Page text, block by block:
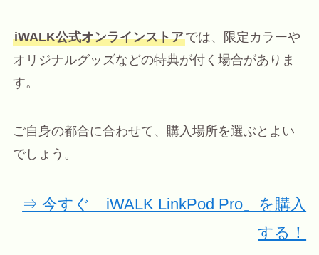
iWALK公式オンラインストアでは、限定カラーや
オリジナルグッズなどの特典が付く場合がありま
す。
ご自身の都合に合わせて、購入場所を選ぶとよい
でしょう。
⇒ 今すぐ「iWALK LinkPod Pro」を購入
する！